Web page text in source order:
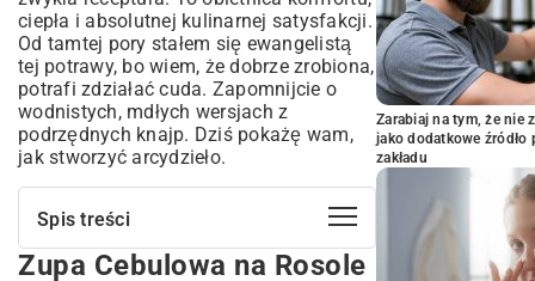
ciepła i absolutnej kulinarnej satysfakcji.
Od tamtej pory stałem się ewangelistą
tej potrawy, bo wiem, że dobrze zrobiona,
potrafi zdziałać cuda. Zapomnijcie o
wodnistych, mdłych wersjach z
podrzędnych knajp. Dziś pokażę wam,
jak stworzyć arcydzieło.
Spis treści
Zupa Cebulowa na Rosole – Klasyka
Zupa Cebulowa na Rosole
Zarabiaj na tym, że nie
jako dodatkowe
zakładu